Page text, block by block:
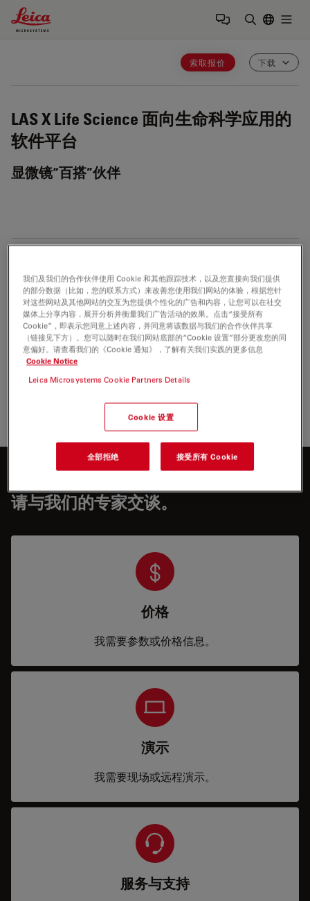
Leica Microsystems Logo
索取报价 下载
LAS X Life Science 面向生命科学应用的
软件平台
显微镜“百搭”伙伴
LAS X Software
请注册以下载最新版本，并随时了解新版本信
息。
注册与下载
请与我们的专家交谈。
价格
我需要参数或价格信息。
演示
我需要现场或远程演示。
服务与支持
我们及我们的合作伙伴使用 Cookie 和其他跟踪技术，以及您直接向我们提供
的部分数据（比如，您的联系方式）来改善您使用我们网站的体验，根据您针
对这些网站及其他网站的交互为您提供个性化的广告和内容，让您可以在社交
媒体上分享内容，展开分析并衡量我们广告活动的效果。点击“接受所有
Cookie”，即表示您同意上述内容，并同意将该数据与我们的合作伙伴共享
（链接见下方）。您可以随时在我们网站底部的“Cookie 设置”部分更改您的同
意偏好。请查看我们的《Cookie 通知》，了解有关我们实践的更多信息
Cookie Notice
Leica Microsystems Cookie Partners Details
Cookie 设置
全部拒绝 接受所有 Cookie